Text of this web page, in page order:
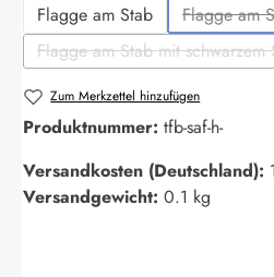
Flagge am Stab Flagge am
Flagge am Stab mit schwarzem
(Diese Option
Zum Merkzettel hinzufügen
Produktnummer: tfb-saf-h-
Versandkosten (Deutschland):
Versandgewicht: 0.1 kg